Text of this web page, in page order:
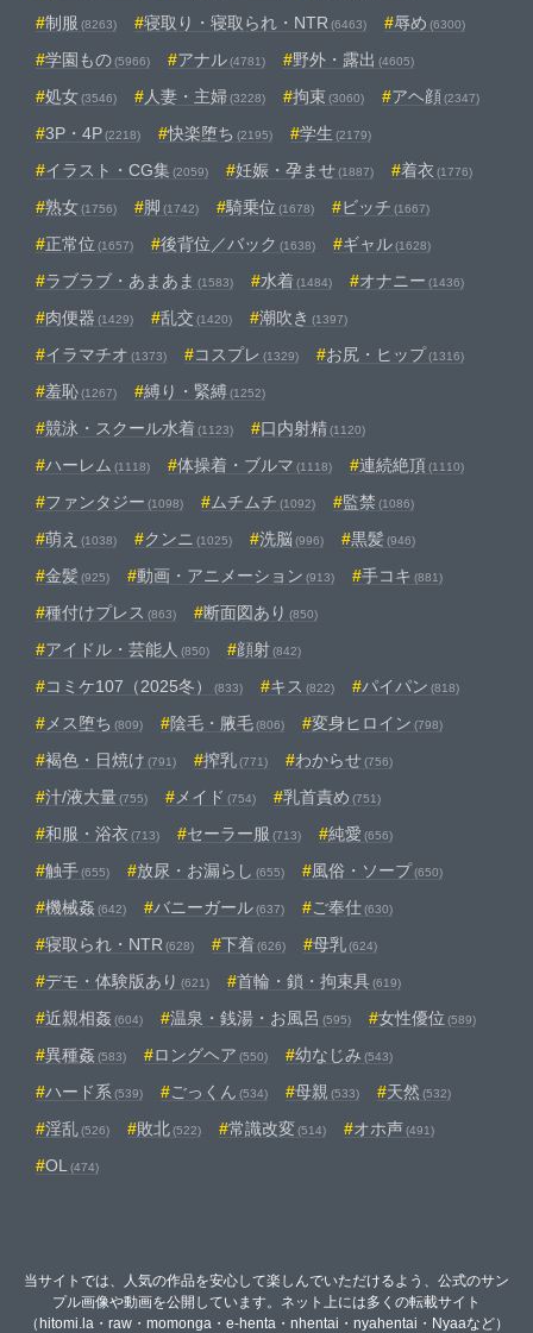
制服 (8263) 寝取り・寝取られ・NTR (6463) 辱め (6300)
学園もの(5966) アナル(4781) 野外・露出 (4605)
処女(3546) 人妻・主婦(3228) 拘束 (3060) アヘ顔(2347)
3P・4P(2218) 快楽堕ち (2195) 学生 (2179)
イラスト・CG集(2059) 妊娠・孕ませ(1887) 着衣 (1776)
熟女(1756) 脚 (1742) 騎乗位 (1678) ビッチ (1667)
正常位 (1657) 後背位／バック (1638) ギャル(1628)
ラブラブ・あまあま (1583) 水着 (1484) オナニー (1436)
肉便器 (1429) 乱交 (1420) 潮吹き (1397)
イラマチオ (1373) コスプレ (1329) お尻・ヒップ(1316)
羞恥(1267) 縛り・緊縛(1252)
競泳・スクール水着 (1123) 口内射精(1120)
ハーレム (1118) 体操着・ブルマ (1118) 連続絶頂 (1110)
ファンタジー (1098) ムチムチ (1092) 監禁 (1086)
萌え (1038) クンニ (1025) 洗脳 (996) 黒髪 (946)
金髪 (925) 動画・アニメーション (913) 手コキ (881)
種付けプレス (863) 断面図あり (850)
アイドル・芸能人 (850) 顔射(842)
コミケ107（2025冬） (833) キス (822) パイパン (818)
メス堕ち (809) 陰毛・腋毛(806) 変身ヒロイン (798)
褐色・日焼け (791) 搾乳(771) わからせ(756)
汁/液大量(755) メイド (754) 乳首責め (751)
和服・浴衣 (713) セーラー服 (713) 純愛 (656)
触手(655) 放尿・お漏らし (655) 風俗・ソープ(650)
機械姦 (642) バニーガール(637) ご奉仕(630)
寝取られ・NTR (628) 下着 (626) 母乳(624)
デモ・体験版あり (621) 首輪・鎖・拘束具(619)
近親相姦 (604) 温泉・銭湯・お風呂 (595) 女性優位 (589)
異種姦 (583) ロングヘア (550) 幼なじみ (543)
ハード系 (539) ごっくん (534) 母親 (533) 天然 (532)
淫乱(526) 敗北(522) 常識改変(514) オホ声(491)
OL (474)
当サイトでは、人気の作品を安心して楽しんでいただけるよう、公式のサン
プル画像や動画を公開しています。ネット上には多くの転載サイト
（hitomi.la・raw・momonga・e-henta・nhentai・nyahentai・Nyaaなど）